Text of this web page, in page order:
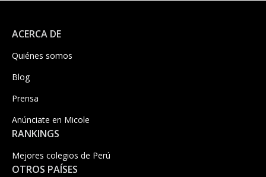
ACERCA DE
Quiénes somos
Blog
Prensa
Anúnciate en Micole
RANKINGS
Mejores colegios de Perú
OTROS PAÍSES